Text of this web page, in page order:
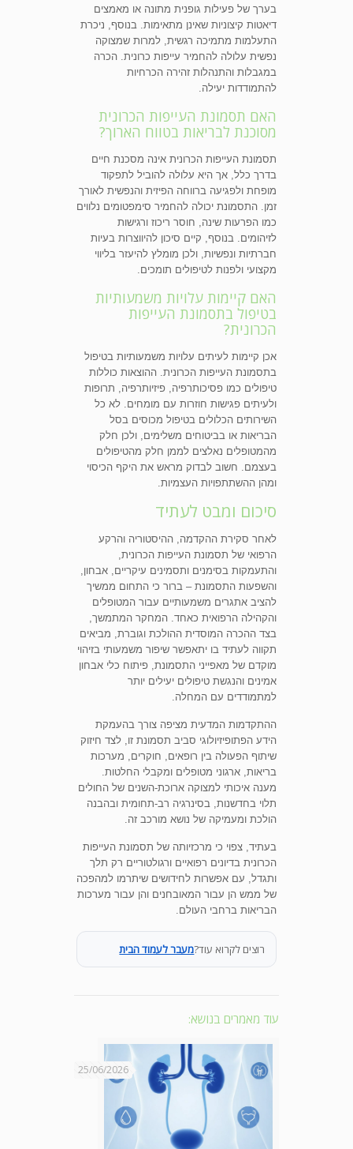
בערך של פעילות גופנית מתונה או מאמצים
דיאטות קיצוניות שאינן מתאימות. בנוסף, ניכרת
התעלמות מתמיכה רגשית, למרות שמצוקה
נפשית עלולה להחמיר עייפות כרונית. הכרה
במגבלות והתנהלות זהירה הכרחיות
להתמודדות יעילה.
האם תסמונת העייפות הכרונית
מסוכנת לבריאות בטווח הארוך?
תסמונת העייפות הכרונית אינה מסכנת חיים
בדרך כלל, אך היא עלולה להוביל לתפקוד
מופחת ולפגיעה ברווחה הפיזית והנפשית לאורך
זמן. התסמונת יכולה להחמיר סימפטומים נלווים
כמו הפרעות שינה, חוסר ריכוז ורגישות
לזיהומים. בנוסף, קיים סיכון להיווצרות בעיות
חברתיות ונפשיות, ולכן מומלץ להיעזר בליווי
מקצועי ולפנות לטיפולים תומכים.
האם קיימות עלויות משמעותיות
בטיפול בתסמונת העייפות
הכרונית?
אכן קיימות לעיתים עלויות משמעותיות בטיפול
בתסמונת העייפות הכרונית. ההוצאות כוללות
טיפולים כמו פסיכותרפיה, פיזיותרפיה, תרופות
ולעיתים פגישות חוזרות עם מומחים. לא כל
השירותים הכלולים בטיפול מכוסים בסל
הבריאות או בביטוחים משלימים, ולכן חלק
מהמטופלים נאלצים לממן חלק מהטיפולים
בעצמם. חשוב לבדוק מראש את היקף הכיסוי
ומהן ההשתתפויות העצמיות.
סיכום ומבט לעתיד
לאחר סקירת ההקדמה, ההיסטוריה והרקע
הרפואי של תסמונת העייפות הכרונית,
והתעמקות בסימנים ותסמינים עיקריים, אבחון,
והשפעות התסמונת – ברור כי התחום ממשיך
להציב אתגרים משמעותיים עבור המטופלים
והקהילה הרפואית כאחד. המחקר המתמשך,
בצד ההכרה המוסדית ההולכת וגוברת, מביאים
תקווה לעתיד בו יתאפשר שיפור משמעותי בזיהוי
מוקדם של מאפייני התסמונת, פיתוח כלי אבחון
אמינים והנגשת טיפולים יעילים יותר
למתמודדים עם המחלה.
ההתקדמות המדעית מציפה צורך בהעמקת
הידע הפתופיזיולוגי סביב תסמונת זו, לצד חיזוק
שיתוף הפעולה בין רופאים, חוקרים, מערכות
בריאות, ארגוני מטופלים ומקבלי החלטות.
מענה איכותי למצוקה ארוכת-השנים של החולים
תלוי בחדשנות, בסינרגיה רב-תחומית ובהבנה
הולכת ומעמיקה של נושא מורכב זה.
בעתיד, צפוי כי מרכזיותה של תסמונת העייפות
הכרונית בדיונים רפואיים ורגולטוריים רק תלך
ותגדל, עם אפשרות לחידושים שיתרמו למהפכה
של ממש הן עבור המאובחנים והן עבור מערכות
הבריאות ברחבי העולם.
רוצים לקרוא עוד?מעבר לעמוד הבית
עוד מאמרים בנושא:
25/06/2026